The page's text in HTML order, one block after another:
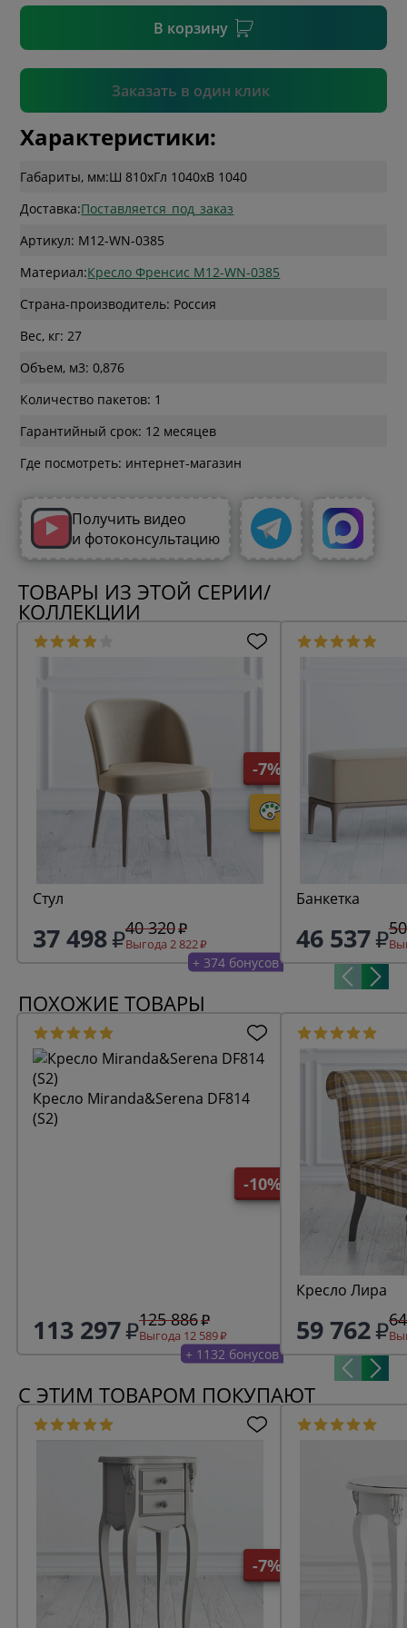
В корзину
Заказать в один клик
Подтвердить
Характеристики:
Габариты, мм:Ш 810xГл 1040xВ 1040
Доставка:Поставляется_под_заказ
Артикул: M12-WN-0385
Материал:Кресло Френсис M12-WN-0385
Страна-производитель: Россия
Вес, кг: 27
Объем, м3: 0,876
Количество пакетов: 1
Гарантийный срок: 12 месяцев
Где посмотреть: интернет-магазин
Получить видео
и фотоконсультацию
ТОВАРЫ ИЗ ЭТОЙ СЕРИИ/
КОЛЛЕКЦИИ
-7%
Стул
37 498 40 320
Выгода 2 822
+ 374 бонусов
Банкетка
46 537
ПОХОЖИЕ ТОВАРЫ
-10%
Кресло Miranda&Serena DF814
(S2)
113 297 125 886
Выгода 12 589
+ 1132 бонусов
Кресло Лира
59 762
С ЭТИМ ТОВАРОМ ПОКУПАЮТ
-7%